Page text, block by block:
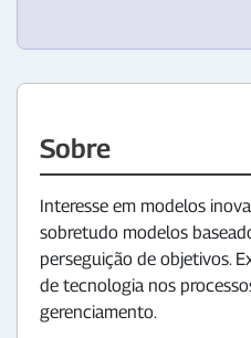
Sobre
Interesse em modelos
sobretudo modelos
perseguição de objetivos.
de tecnologia nos
gerenciamento.